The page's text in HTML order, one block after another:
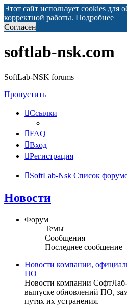
Этот сайт использует cookies для
корректной работы. Подробнее
Согласен
softlab-nsk.com
SoftLab-NSK forums
Пропустить
Ссылки
FAQ
Вход
Регистрация
SoftLab-Nsk Список
Новости
Форум
Темы
Сообщения
Последнее сообщение
Новости компании,
ПО
Новости компании
выпуске обновлений ПО,
путях их устранения.